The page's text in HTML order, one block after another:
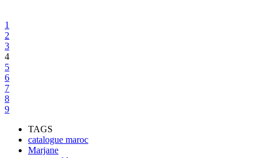
1
2
3
4
5
6
7
8
9
TAGS
catalogue maroc
Marjane